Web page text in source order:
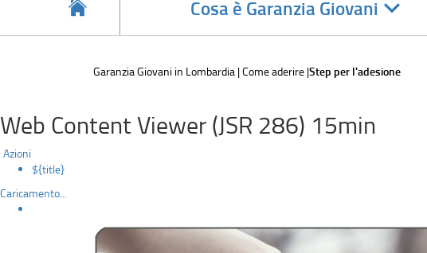
Cosa è Garanzia Giovani accedi
sotto
sezioni
Garanzia Giovani in Lombardia Come aderire Step per l'adesione
Web Content Viewer (JSR 286) 15min
Azioni
${title}
Caricamento...